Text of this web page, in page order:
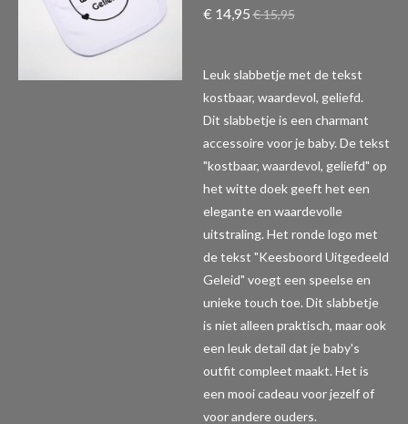
€ 14,95 € 15,95
Leuk slabbetje met de tekst
kostbaar, waardevol, geliefd.
Dit slabbetje is een charmant
accessoire voor je baby. De tekst
"kostbaar, waardevol, geliefd" op
het witte doek geeft het een
elegante en waardevolle
uitstraling. Het ronde logo met
de tekst "Keesboord Uitgedeeld
Geleid" voegt een speelse en
unieke touch toe. Dit slabbetje
is niet alleen praktisch, maar ook
een leuk detail dat je baby's
outfit compleet maakt. Het is
een mooi cadeau voor jezelf of
voor andere ouders.